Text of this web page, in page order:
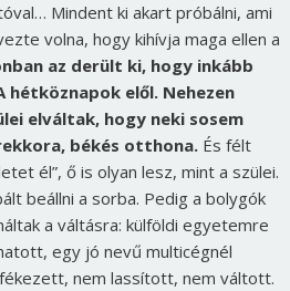
Mindent ki akart próbálni, ami
volna, hogy kihívja maga ellen a
az derült ki, hogy inkább
hétköznapok elől. Nehezen
elváltak, hogy neki sosem
békés otthona.És félt
él”, ő is olyan lesz, mint a szülei.
beállni a sorba. Pedig a bolygók
a váltásra: külföldi egyetemre
egy jó nevű multicégnél
nem lassított, nem váltott.